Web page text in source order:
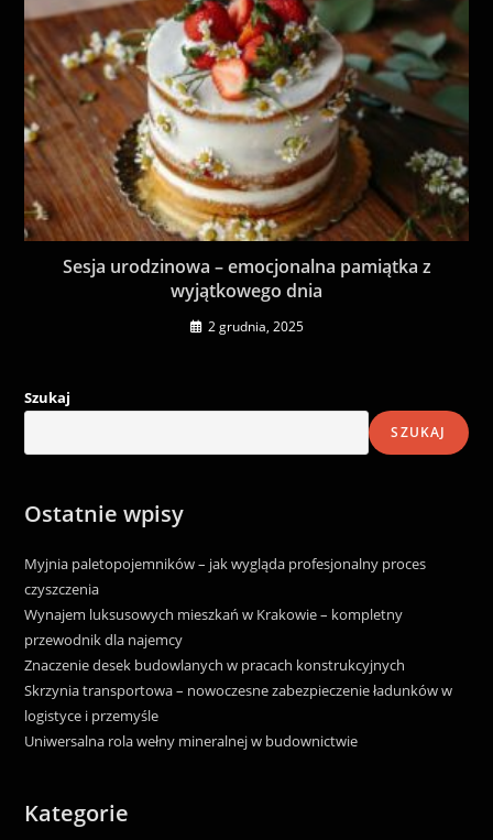
Sesja urodzinowa – emocjonalna pamiątka z
wyjątkowego dnia
2 grudnia, 2025
Szukaj
SZUKAJ
Ostatnie wpisy
Myjnia paletopojemników – jak wygląda profesjonalny proces
czyszczenia
Wynajem luksusowych mieszkań w Krakowie – kompletny
przewodnik dla najemcy
Znaczenie desek budowlanych w pracach konstrukcyjnych
Skrzynia transportowa – nowoczesne zabezpieczenie ładunków w
logistyce i przemyśle
Uniwersalna rola wełny mineralnej w budownictwie
Kategorie